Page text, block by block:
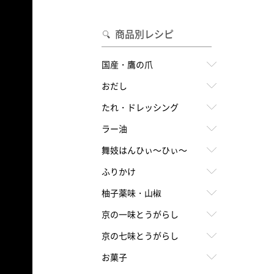
商品別レシピ
国産・鷹の爪
おだし
たれ・ドレッシング
ラー油
舞妓はんひぃ～ひぃ～
ふりかけ
柚子薬味・山椒
京の一味とうがらし
京の七味とうがらし
お菓子